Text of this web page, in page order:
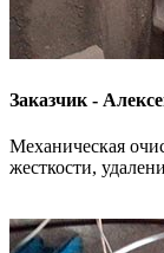
Заказчик -
Механическая
жесткости,